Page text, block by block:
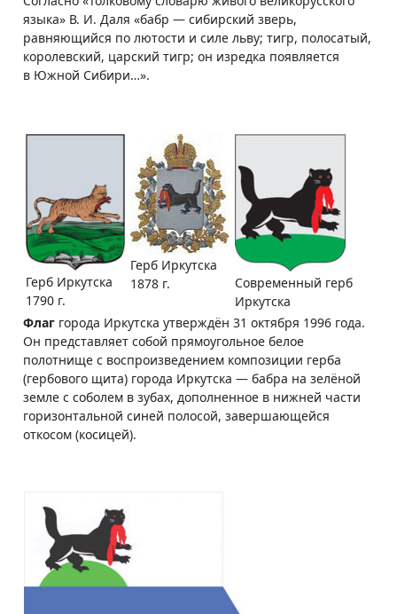
языка» В. И. Даля «бабр — сибирский зверь,
равняющийся по лютости и силе льву; тигр, полосатый,
королевский, царский тигр; он изредка появляется
в Южной Сибири…».
Герб Иркутска
1790 г.
Герб Иркутска
1878 г.
Современный герб
Иркутска
Флаг города Иркутска утверждён 31 октября 1996 года.
Он представляет собой прямоугольное белое
полотнище с воспроизведением композиции герба
(гербового щита) города Иркутска — бабра на зелёной
земле с соболем в зубах, дополненное в нижней части
горизонтальной синей полосой, завершающейся
откосом (косицей).